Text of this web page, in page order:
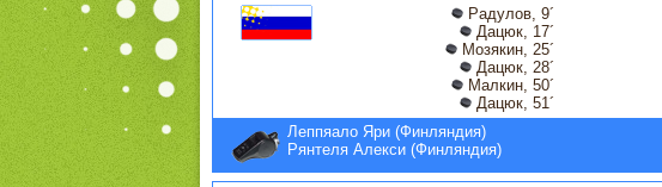
Радулов, 9´
Дацюк, 17´
Мозякин, 25´
Дацюк, 28´
Малкин, 50´
Дацюк, 51´
Леппяало Яри (Финляндия)
Рянтеля Алекси (Финляндия)